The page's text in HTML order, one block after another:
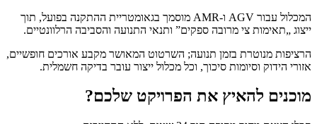
המכלול עבור AGV ו-AMR מוסמך בגאומטריית ההתקנה בפועל, תוך
ייצוג „תאימות צי מרובה ספקים” ותנאי התנועה והסביבה הרלוונטיים.
הרציפות מנוטרת בזמן תנועה; השרטוט המאושר מקבע אורכים חופשיים,
אזורי הידוק וסיומות סיכוך, וכל מכלול ייצור עובר בדיקה חשמלית.
מוכנים להאיץ את הפרויקט שלכם?